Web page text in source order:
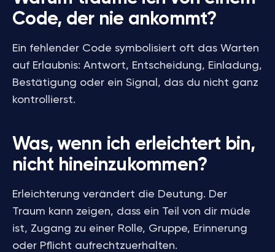
Code, der nie ankommt?
Ein fehlender Code symbolisiert oft das Warten
auf Erlaubnis: Antwort, Entscheidung, Einladung,
Bestätigung oder ein Signal, das du nicht ganz
kontrollierst.
Was, wenn ich erleichtert bin,
nicht hineinzukommen?
Erleichterung verändert die Deutung. Der
Traum kann zeigen, dass ein Teil von dir müde
ist, Zugang zu einer Rolle, Gruppe, Erinnerung
oder Pflicht aufrechtzuerhalten.